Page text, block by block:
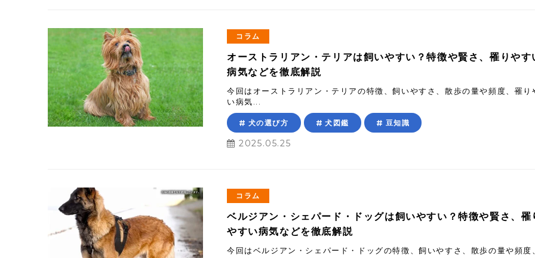
コラム
オーストラリアン・テリアは飼いやすい？特徴や賢さ、罹りやす
病気などを徹底解説
今回はオーストラリアン・テリアの特徴、飼いやすさ、散歩の量や頻度、罹り
い病気...
犬の選び方 犬図鑑 豆知識
2025.05.25
コラム
ベルジアン・シェパード・ドッグは飼いやすい？特徴や賢さ、罹
やすい病気などを徹底解説
今回はベルジアン・シェパード・ドッグの特徴、飼いやすさ、散歩の量や頻度